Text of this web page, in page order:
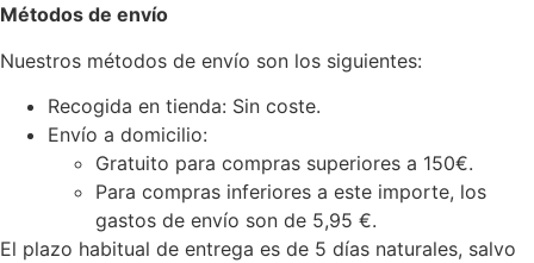
Métodos de envío
Nuestros métodos de envío son los siguientes:
Recogida en tienda: Sin coste.
Envío a domicilio:
Gratuito para compras superiores a 150€.
Para compras inferiores a este importe, los
gastos de envío son de 5,95 €.
El plazo habitual de entrega es de 5 días naturales, salvo